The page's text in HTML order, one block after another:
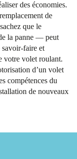
des économies.
de
que le
la panne — peut
faire et
votre volet roulant.
d’un volet
compétences du
de nouveaux